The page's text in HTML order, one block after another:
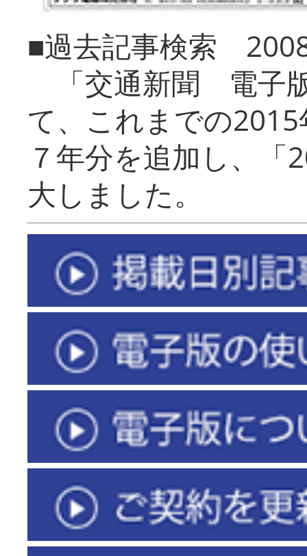
■過去記事検索
「交通新聞 電子
て、これまでの
７年分を追加し、「
大しまし